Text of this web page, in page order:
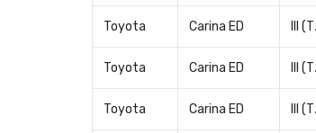
Toyota Carina ED III
Toyota Carina ED III
Toyota Carina ED III